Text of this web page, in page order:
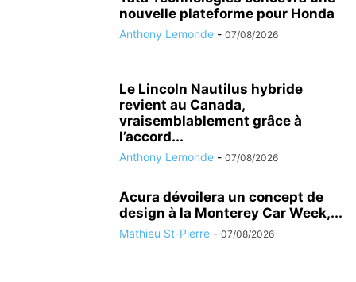
nouvelle plateforme pour Honda
Anthony Lemonde - 07/08/2026
Le Lincoln Nautilus hybride
revient au Canada,
vraisemblablement grâce à
l’accord...
Anthony Lemonde - 07/08/2026
Acura dévoilera un concept de
design à la Monterey Car Week,...
Mathieu St-Pierre - 07/08/2026